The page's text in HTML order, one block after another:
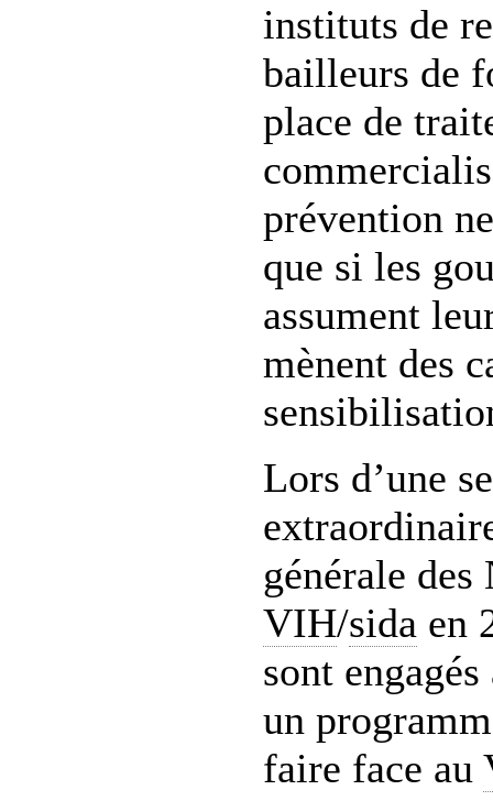
instituts de
bailleurs de
place de
prévention
que si les
assument
mènent des
Lors d’une
générale
VIH/sida en
sont
un
faire face au